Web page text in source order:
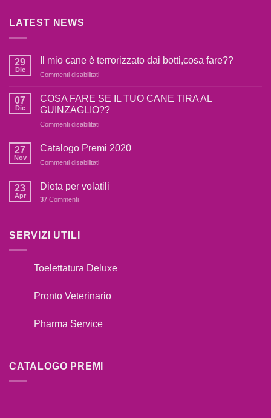
LATEST NEWS
29
Dic
Il mio cane è terrorizzato dai botti,cosa fare??
Commenti disabilitati
mio
cane
è
botti,cosa
07
Dic
COSA FARE SE IL TUO CANE TIRA AL
GUINZAGLIO??
Commenti disabilitati
FARE
CANE
27
Nov
Catalogo Premi 2020
Commenti disabilitati
Premi
23
Apr
Dieta per volatili
37 Commenti
SERVIZI UTILI
Toelettatura Deluxe
Pronto Veterinario
Pharma Service
CATALOGO PREMI